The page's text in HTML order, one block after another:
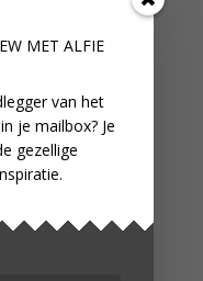
MET ALFIE
van het
je mailbox? Je
gezellige